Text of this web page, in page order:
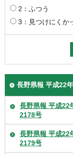
2：ふつう
3：見つけにくか
長野県報 平成22
長野県報 平成22
2178号
長野県報 平成22
2179号